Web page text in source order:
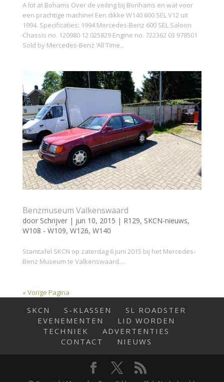
A lot at Bohams Over de veiling bij Bonhams en wat voor
een prachtige machine! Een dikke W140 600 SEL V12 uit
1994. Specificaties: 1994 Mercedes-Benz 600 SEL Saloon
Chassis no. 120980 12 025829 Engine no. 722362 03 978501
Sold by Mercedes-Benz ‘All Time...
Benzmuseum Valkenswaard
door Schrijver| jun 10, 2015 | R129, SKCN-nieuws,
W108 - W109, W126, W140
Stamtafel SKCN op zaterdag 6 juni 2015 bij het Mercedes-
Benz Museum te Valkenswaard....
« Vorige Pagina
SKCN S-KLASSEN
SL ROADSTER
EVENEMENTEN
LID WORDEN
TECHNIEK
ADVERTENTIES
CONTACT
NIEUWS